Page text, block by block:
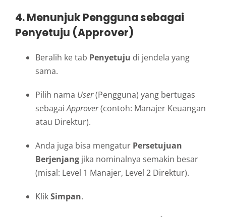
4. Menunjuk Pengguna sebagai
Penyetuju (Approver)
Beralih ke tab Penyetuju di jendela yang
sama.
Pilih nama User(Pengguna) yang bertugas
sebagaiApprover(contoh: Manajer Keuangan
atau Direktur).
Anda juga bisa mengatur Persetujuan
Berjenjang jika nominalnya semakin besar
(misal: Level 1 Manajer, Level 2 Direktur).
KlikSimpan.